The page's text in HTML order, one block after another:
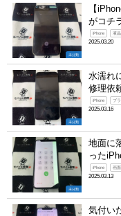
未分類
【
がコチ
iPhone 液
2025.03.20
未分類
水濡れ
修理依
iPhone ブ
2025.03.16
未分類
地面に
った
iPhone 画
2025.03.13
気付い